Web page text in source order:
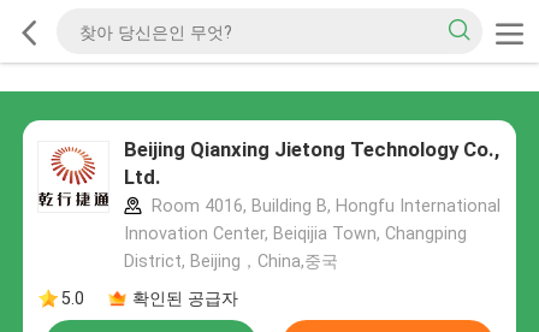
Beijing Qianxing Jietong Technology Co.,
Ltd.
Room 4016, Building B, Hongfu International
Innovation Center, Beiqijia Town, Changping
District, Beijing，China,중국
5.0
확인된 공급자